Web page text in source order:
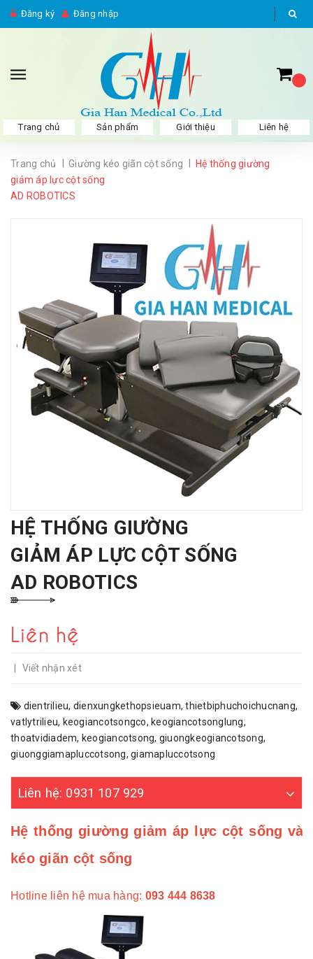
Đăng ký Đăng nhập
Trang chủ Sản phẩm Giới thiệu Liên hệ
Trang chủ Giường kéo giãn cột sống
Hệ thống giường
giảm áp lực cột sống
AD ROBOTICS
HỆ THỐNG GIƯỜNG
GIẢM ÁP LỰC CỘT SỐNG
AD ROBOTICS
Liên hệ
Viết nhận xét
dientrilieu, dienxungkethopsieuam,thietbiphuchoichucnang,
vatlytrilieu, keogiancotsongco, keogiancotsonglung,
thoatvidiadem, keogiancotsong, giuongkeogiancotsong,
giuonggiamapluccotsong, giamapluccotsong
Liên hệ: 0931 107 929
Hệ thống giường giảm áp lực cột sống và
kéo giãn cột sống
Hotline liên hệ mua hàng: 093 444 8638